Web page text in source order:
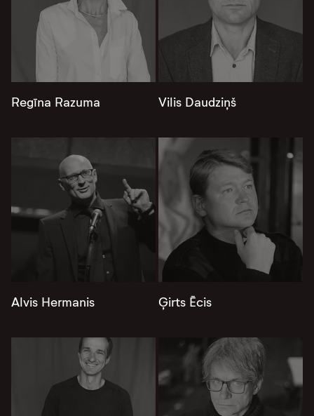
Regīna Razuma Vilis Daudziņš
Alvis Hermanis Ģirts Ēcis